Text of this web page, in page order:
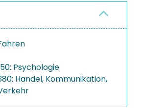
Psychologie
Handel, Kommunikation,